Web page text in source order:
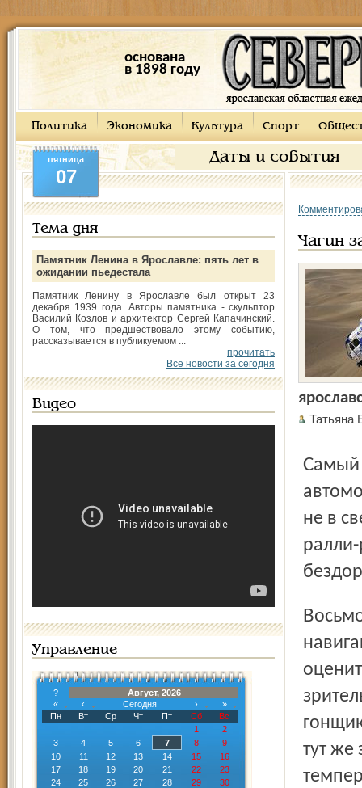
основана
в 1898 году
Политика Экономика Культура Спорт
Даты и события
пятница
07
Тема дня
Памятник Ленина в Ярославле: пять лет в
ожидании пьедестала
Памятник Ленину в Ярославле был открыт 23
декабря 1939 года. Авторы памятника - скульптор
Василий Козлов и архитектор Сергей Капачинский.
О том, что предшествовало этому событию,
рассказывается в публикуемом ...
прочитать
Все новости за сегодня
Видео
Управление
?
Август, 2026
«
‹ Сегодня ›
»
Пн
Вт Ср Чт Пт Сб
Вс
1
2
3
4 5 6 7 8
9
10
11 12 13 14 15
16
17
18 19 20 21 22
23
24
25 26 27 28 29
30
Чагин
Самый престижный в мире смотр достижений
не в
Восьмой этап оказался особенно сложным для
тут же